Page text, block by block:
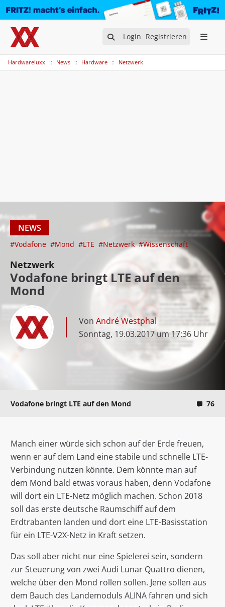
Login Registrieren
Hardwareluxx News Hardware Netzwerk
NEWS
#Vodafone #Mond #LTE #Netzwerk #Wissenschaft
Netzwerk
Vodafone bringt LTE auf den
Mond
Von André Westphal
Sonntag, 19.03.2017 um 17:36 Uhr
Vodafone bringt LTE auf den Mond 76
Manch einer würde sich schon auf der Erde freuen,
wenn er auf dem Land eine stabile und schnelle LTE-
Verbindung nutzen könnte. Dem könnte man auf
dem Mond bald etwas voraus haben, denn Vodafone
will dort ein LTE-Netz möglich machen. Schon 2018
soll das erste deutsche Raumschiff auf dem
Erdtrabanten landen und dort eine LTE-Basisstation
für ein LTE-V2X-Netz in Kraft setzen.
Das soll aber nicht nur eine Spielerei sein, sondern
zur Steuerung von zwei Audi Lunar Quattro dienen,
welche über den Mond rollen sollen. Jene sollen aus
dem Bauch des Landemoduls ALINA fahren und sich